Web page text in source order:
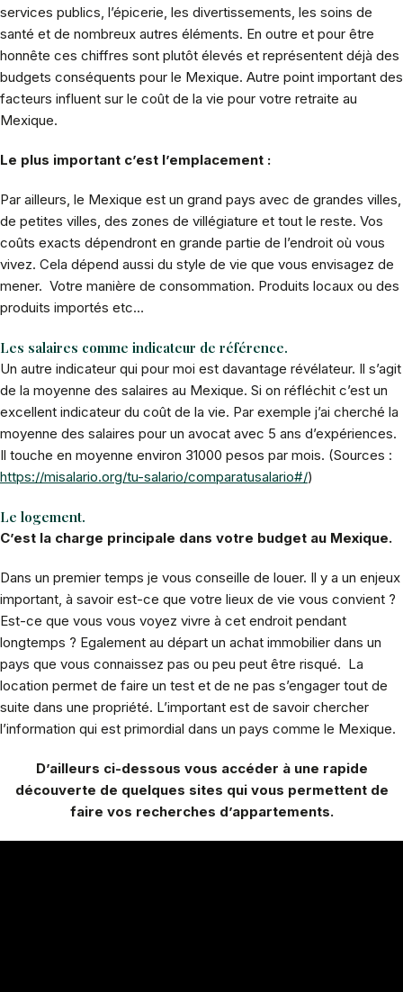
services publics, l’épicerie, les divertissements, les soins de
santé et de nombreux autres éléments. En outre et pour être
honnête ces chiffres sont plutôt élevés et représentent déjà des
budgets conséquents pour le Mexique. Autre point important des
facteurs influent sur le coût de la vie pour votre retraite au
Mexique.
Le plus important c’est l’emplacement :
Par ailleurs, le Mexique est un grand pays avec de grandes villes,
de petites villes, des zones de villégiature et tout le reste. Vos
coûts exacts dépendront en grande partie de l’endroit où vous
vivez. Cela dépend aussi du style de vie que vous envisagez de
mener. Votre manière de consommation. Produits locaux ou des
produits importés etc…
Les salaires comme indicateur de référence.
Un autre indicateur qui pour moi est davantage révélateur. Il s’agit
de la moyenne des salaires au Mexique. Si on réfléchit c’est un
excellent indicateur du coût de la vie. Par exemple j’ai cherché la
moyenne des salaires pour un avocat avec 5 ans d’expériences.
Il touche en moyenne environ 31000 pesos par mois. (Sources :
https://misalario.org/tu-salario/comparatusalario#/)
Le logement.
C’est la charge principale dans votre budget au Mexique.
Dans un premier temps je vous conseille de louer. Il y a un enjeux
important, à savoir est-ce que votre lieux de vie vous convient ?
Est-ce que vous vous voyez vivre à cet endroit pendant
longtemps ? Egalement au départ un achat immobilier dans un
pays que vous connaissez pas ou peu peut être risqué. La
location permet de faire un test et de ne pas s’engager tout de
suite dans une propriété. L’important est de savoir chercher
l’information qui est primordial dans un pays comme le Mexique.
D’ailleurs ci-dessous vous accéder à une rapide
découverte de quelques sites qui vous permettent de
faire vos recherches d’appartements.